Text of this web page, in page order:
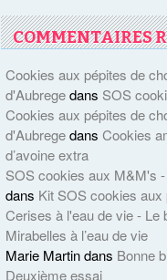
COMMENTAIRES
Cookies aux pépites de
d'Aubregedans SOS
Cookies aux pépites de
d'Aubregedans Cookies
d’avoine extra
SOS cookies aux M&M's
dans Kit SOS cookies aux
Cerises à l'eau de vie - Le
Mirabelles à l’eau de vie
Marie Martindans Bonne
Deuxième essai